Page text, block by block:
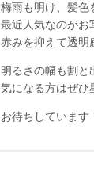
梅雨も明け、髪色
最近人気なのがお
赤みを抑えて透明
明るさの幅も割と
気になる方はぜひ
お待ちしています